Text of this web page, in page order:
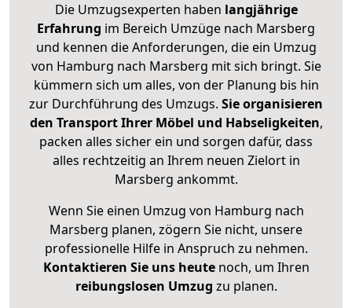
Die Umzugsexperten haben langjährige
Erfahrung im Bereich Umzüge nach Marsberg
und kennen die Anforderungen, die ein Umzug
von Hamburg nach Marsberg mit sich bringt. Sie
kümmern sich um alles, von der Planung bis hin
zur Durchführung des Umzugs. Sie organisieren
den Transport Ihrer Möbel und Habseligkeiten,
packen alles sicher ein und sorgen dafür, dass
alles rechtzeitig an Ihrem neuen Zielort in
Marsberg ankommt.
Wenn Sie einen Umzug von Hamburg nach
Marsberg planen, zögern Sie nicht, unsere
professionelle Hilfe in Anspruch zu nehmen.
Kontaktieren Sie uns heutenoch, um Ihren
reibungslosen Umzug zu planen.